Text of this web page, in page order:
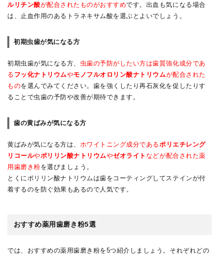
ルリチン酸が配合されたものがおすすめです。出血も気になる場合
は、止血作用のあるトラネキサム酸を選ぶとよいでしょう。
初期虫歯が気になる方
初期虫歯が気になる方、 虫歯の予防がしたい方は歯質強化成分であ
る フッ化ナトリウムやモノフルオロリン酸ナトリウムが配合された
ものを選んでみてください。歯を強くしたり再石灰化を促したりす
ることで虫歯の予防や改善が期待できます。
歯の黄ばみが気になる方
黄ばみが気になる方は、 ホワイトニング成分である ポリエチレング
リコールやポリリン酸ナトリウムやゼオライト などが配合された薬
用歯磨き粉を選びましょう。
とくにポリリン酸ナトリウムは歯をコーティングしてステインが付
着するのを防ぐ効果もあるので人気です。
おすすめ薬用歯磨き粉5選
では、おすすめの薬用歯磨き粉を5つ紹介しましょう。それぞれどの